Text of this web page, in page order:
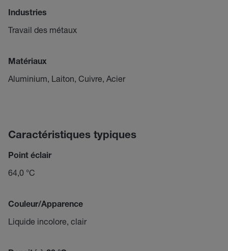
Industries
Travail des métaux
Matériaux
Aluminium, Laiton, Cuivre, Acier
Caractéristiques typiques
Point éclair
64,0 °C
Couleur/Apparence
Liquide incolore, clair